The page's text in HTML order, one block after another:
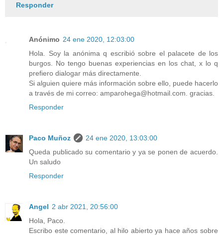
Responder
Anónimo 24 ene 2020, 12:03:00
Hola. Soy la anónima q escribió sobre el palacete de los
burgos. No tengo buenas experiencias en los chat, x lo q
prefiero dialogar más directamente.
Si alguien quiere más información sobre ello, puede hacerlo
a través de mi correo: amparohega@hotmail.com. gracias.
Responder
Paco Muñoz
24 ene 2020, 13:03:00
Queda publicado su comentario y ya se ponen de acuerdo.
Un saludo
Responder
Angel 2 abr 2021, 20:56:00
Hola, Paco.
Escribo este comentario, al hilo abierto ya hace años sobre